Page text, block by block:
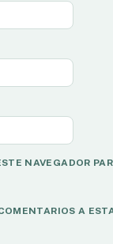
NAVEGADOR
A